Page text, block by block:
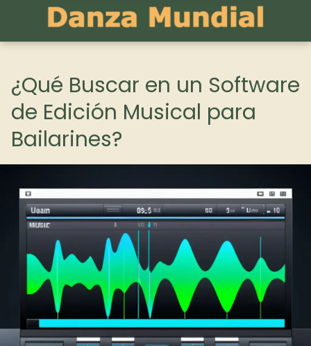
¿Qué Buscar en un Software
de Edición Musical para
Bailarines?